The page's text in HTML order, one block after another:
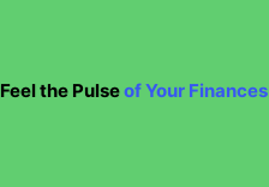
Feel the Pulseof Your Finances